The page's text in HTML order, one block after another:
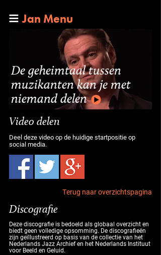
Jan Menu
De geheimtaal tussen
muzikanten kan je met
niemand delen
Video delen
Deel deze video op de huidige startpositie op
social media.
Terug naar overzichtspagina
Discografie
Deze discografie is bedoeld als globaal overzicht en
biedt geen volledige opsomming. De discografieën
zijn geïllustreerd op basis van de collectie van het
Nederlands Jazz Archief en het Nederlands Instituut
voor Beeld en Geluid.